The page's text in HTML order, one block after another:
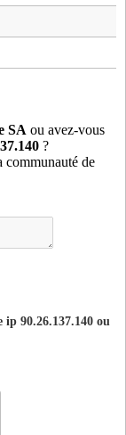
SA ou avez-vous
?
communauté de
90.26.137.140 ou